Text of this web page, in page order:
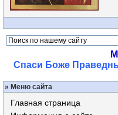
Спаси Боже
» Меню сайта
Главная страница